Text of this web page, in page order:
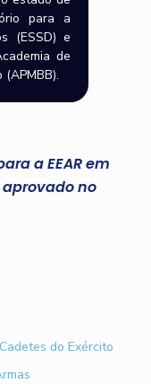
para a
(ESSD) e
de
a EEAR em
no
do Exército